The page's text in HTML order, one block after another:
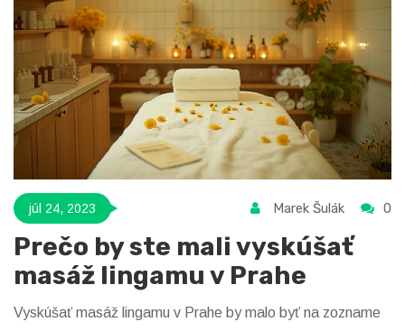
skvelým darčekom pre vašu lepšiu polovičku.
júl 24, 2023 Marek Šulák 0
Prečo by ste mali vyskúšať
masáž lingamu v Prahe
Vyskúšať masáž lingamu v Prahe by malo byť na zozname